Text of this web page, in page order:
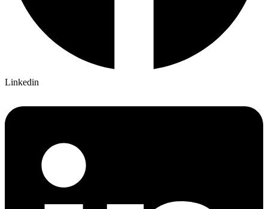
Linkedin